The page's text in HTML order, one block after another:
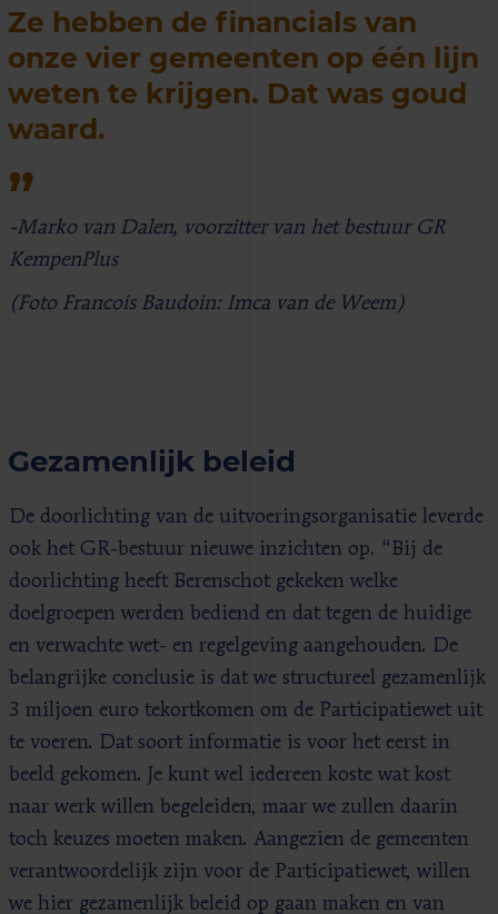
Ze hebben de financials van
onze vier gemeenten op één lijn
weten te krijgen. Dat was goud
waard.
-Marko van Dalen, voorzitter van het bestuur GR
KempenPlus
(Foto Francois Baudoin: Imca van de Weem)
Gezamenlijk beleid
De doorlichting van de uitvoeringsorganisatie leverde
ook het GR-bestuur nieuwe inzichten op. “Bij de
doorlichting heeft Berenschot gekeken welke
doelgroepen werden bediend en dat tegen de huidige
en verwachte wet- en regelgeving aangehouden. De
belangrijke conclusie is dat we structureel gezamenlijk
3 miljoen euro tekortkomen om de Participatiewet uit
te voeren. Dat soort informatie is voor het eerst in
beeld gekomen. Je kunt wel iedereen koste wat kost
naar werk willen begeleiden, maar we zullen daarin
toch keuzes moeten maken. Aangezien de gemeenten
verantwoordelijk zijn voor de Participatiewet, willen
we hier gezamenlijk beleid op gaan maken en van